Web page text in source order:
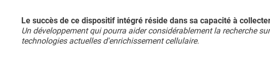
Le succès de ce dispositif intégré réside dans sa capacité à
Un développement qui pourra aider considérablement la recherche
technologies actuelles d'enrichissement cellulaire.